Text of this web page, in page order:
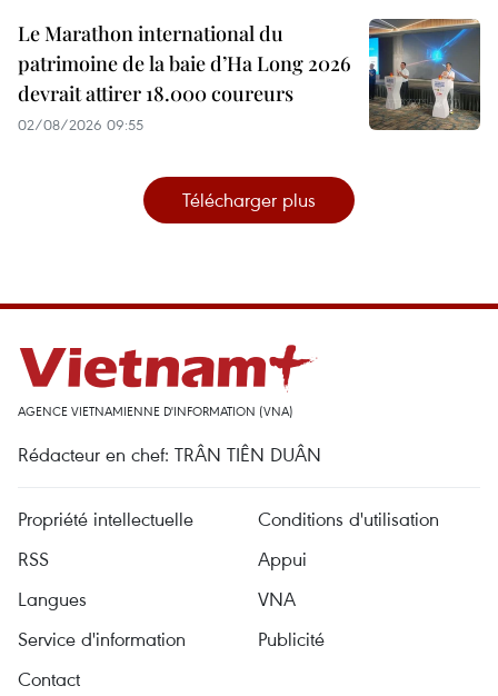
Le Marathon international du
patrimoine de la baie d’Ha Long 2026
devrait attirer 18.000 coureurs
02/08/2026 09:55
Télécharger plus
AGENCE VIETNAMIENNE D'INFORMATION (VNA)
Rédacteur en chef: TRÂN TIÊN DUÂN
Propriété intellectuelle
Conditions d'utilisation
RSS
Appui
Langues
VNA
Service d'information
Publicité
Contact